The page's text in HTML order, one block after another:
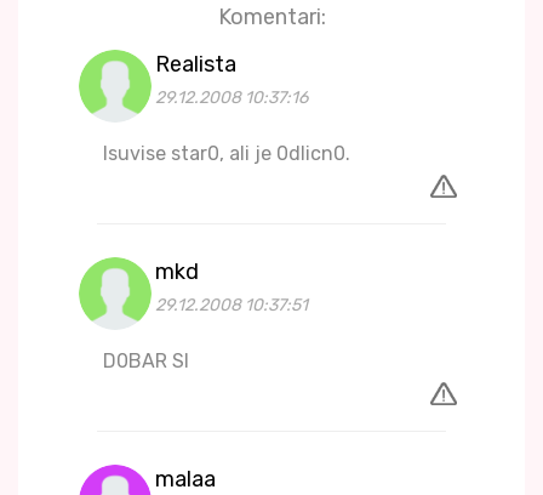
Komentari:
Realista
29.12.2008 10:37:16
Isuvise star0, ali je 0dlicn0.
mkd
29.12.2008 10:37:51
D0BAR SI
malaa